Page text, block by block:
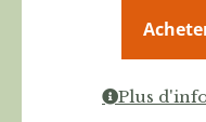
Plus